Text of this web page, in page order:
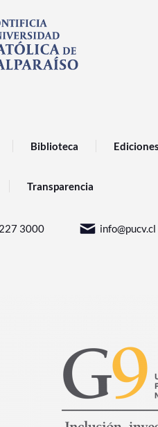
Biblioteca
Transparencia
3000 info@pucv.cl